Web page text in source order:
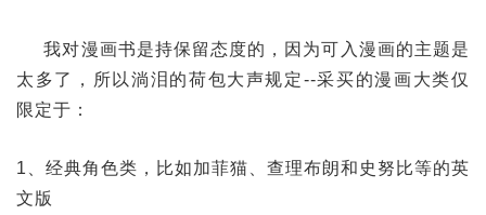
我对漫画书是持保留态度的，因为可入漫画的主题是
太多了，所以淌泪的荷包大声规定--采买的漫画大类仅
限定于：
1、经典角色类，比如加菲猫、查理布朗和史努比等的英
文版